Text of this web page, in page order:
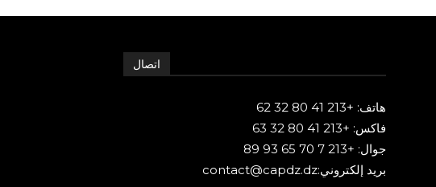
اتصال
هاتف: +213 41 80 32 62
فاكس: +213 41 80 32 63
جوال: +213 7 70 65 93 89
بريد إلكتروني:contact@capdz.dz